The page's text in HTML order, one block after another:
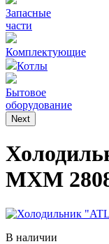
Запасные
части
Комплектующие
Котлы
Бытовое
оборудование
Next
МХМ
В наличии